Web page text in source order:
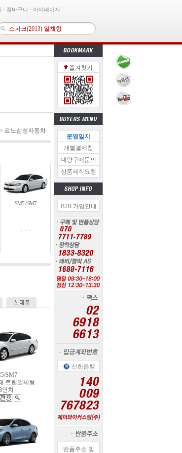
· 장바구니 · 마이페이지
스- 보급형
즐겨찾기
운영일지
개별결제창
대량구매문의
상품제작요청
B2B 가입안내
신한은행
반품주소 및
> 르노삼성자동차
SM5 / SM7
SM7
트립일체형
인치